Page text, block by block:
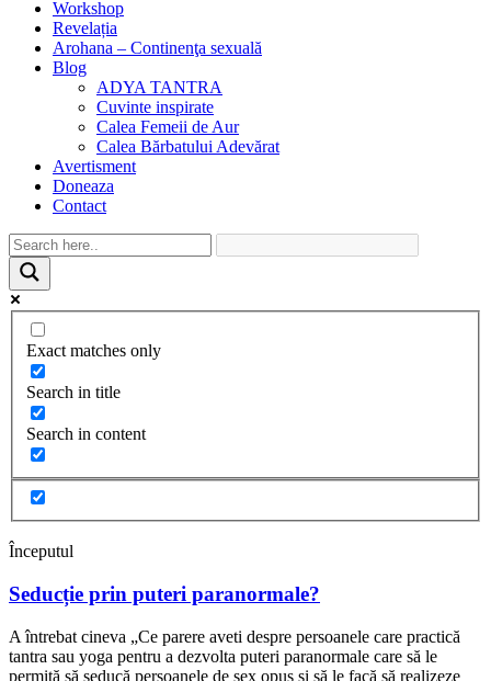
Workshop
Revelația
Arohana – Continenţa sexuală
Blog
ADYA TANTRA
Cuvinte inspirate
Calea Femeii de Aur
Calea Bărbatului Adevărat
Avertisment
Doneaza
Contact
Exact matches only
Search in title
Search in content
Începutul
Seducție prin puteri paranormale?
A întrebat cineva „Ce parere aveti despre persoanele care practică
tantra sau yoga pentru a dezvolta puteri paranormale care să le
permită să seducă persoanele de sex opus și să le facă să realizeze